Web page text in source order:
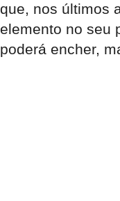
que, nos últimos
elemento no seu
poderá encher,